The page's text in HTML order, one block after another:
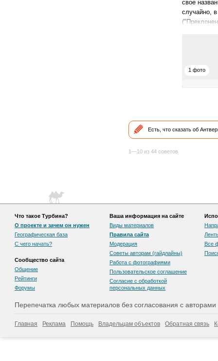
свое
случайно,
1 фото
Есть, что сказать об
1—10 из 44 советов
Что такое Турбина?
О проекте и зачем он нужен
Географическая база
С чего начать?
Сообщество сайта
Общение
Рейтинги
Форумы
Ваша информация на сайте
Виды материалов
Правила сайта
Модерация
Советы авторам (гайдлайны)
Работа с фотографиями
Пользовательскоe соглашение
Согласие с обработкой
персональных данных
Все
Перепечатка любых материалов без согласования с
Главная Реклама Помощь Владельцам объектов Обратная связь